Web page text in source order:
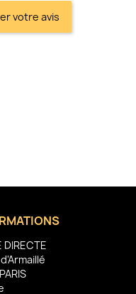
votre avis
DIRECTE